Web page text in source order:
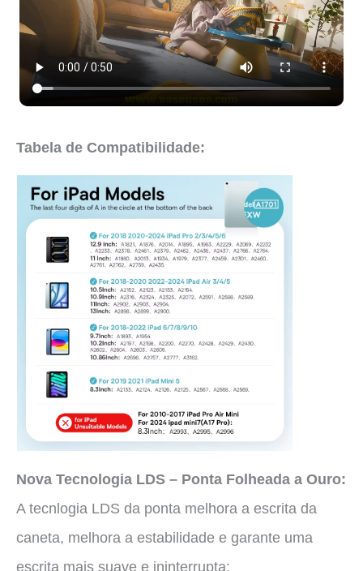
Tabela de Compatibilidade:
Nova Tecnologia LDS – Ponta Folheada a Ouro:
A tecnlogia LDS da ponta melhora a escrita da
caneta, melhora a estabilidade e garante uma
escrita mais suave e ininterrupta: